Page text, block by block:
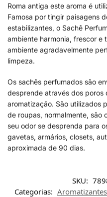
Roma antiga este aroma é
Famosa por tingir paisagens
estabilizantes, o Sachê
ambiente harmonia, frescor e
ambiente agradavelmente
limpeza.
Os sachês perfumados são
desprende através dos poros
aromatização. São utilizados
de roupas, normalmente, são
seu odor se desprenda para
gavetas, armários, closets,
aproximada de 90 dias.
SKU:
Categorias: